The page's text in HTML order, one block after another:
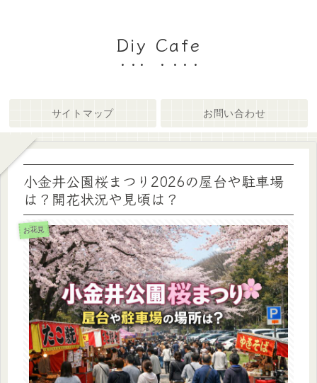
Diy Cafe
サイトマップ お問い合わせ
小金井公園桜まつり2026の屋台や駐車場
は？開花状況や見頃は？
お花見